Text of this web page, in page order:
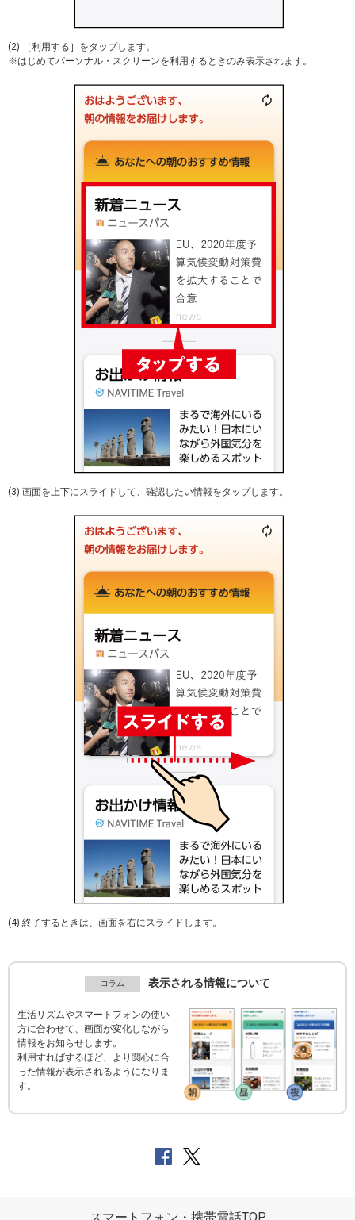
(2) ［利用する］をタップします。
※はじめてパーソナル・スクリーンを利用するときのみ表示されます。
(3) 画面を上下にスライドして、確認したい情報をタップします。
(4) 終了するときは、画面を右にスライドします。
表示される情報について
生活リズムやスマートフォンの使い
方に合わせて、画面が変化しながら
情報をお知らせします。
利用すればするほど、より関心に合
った情報が表示されるようになりま
す。